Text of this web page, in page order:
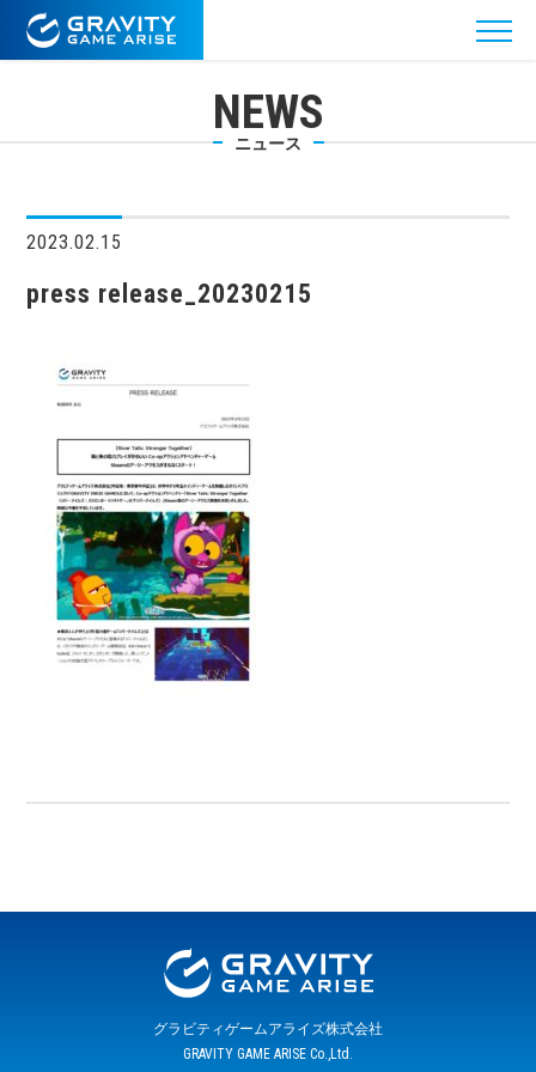
NEWS
ニュース
2023.02.15
press release_20230215
グラビティゲームアライズ株式会社
GRAVITY GAME ARISE Co.,Ltd.